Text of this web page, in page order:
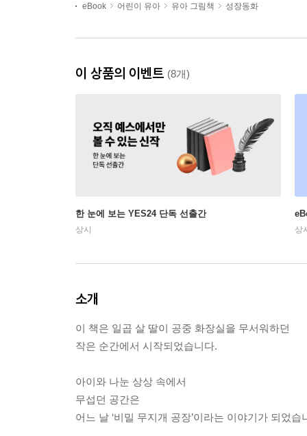
eBook 어린이 유아 유아 그림책 성장동화
이 상품의 이벤트 (8개)
한 눈에 보는 YES24 단독 선출간
상시 상
소개
이 책은 일곱 살 딸이 공중 화장실을 무서워하던
작은 순간에서 시작되었습니다.
아이와 나눈 상상 속에서
무섭던 공간은
어느 날 ‘비밀 무지개 공장’이라는 이야기가 되었습